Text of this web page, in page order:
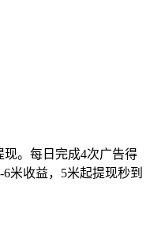
现。每日完成4次广告得
米收益，5米起提现秒到